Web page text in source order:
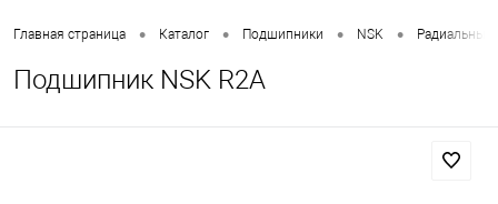
Главная страница • Каталог • Подшипники • NSK •
Подшипник NSK R2A